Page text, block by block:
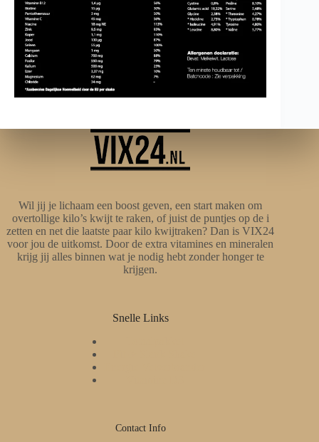
Wil jij je lichaam een boost geven, een start maken om
overtollige kilo’s kwijt te raken, of juist de puntjes op de i
zetten en net die laatste paar kilo kwijtraken? Dan is VIX24
voor jou de uitkomst. Door de extra vitamines en mineralen
krijg jij alles binnen wat je nodig hebt zonder honger te
krijgen.
Snelle Links
Contact Info